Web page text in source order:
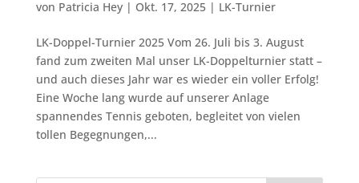
von Patricia Hey| Okt. 17, 2025| LK-Turnier
LK-Doppel-Turnier 2025 Vom 26. Juli bis 3. August
fand zum zweiten Mal unser LK-Doppelturnier statt –
und auch dieses Jahr war es wieder ein voller Erfolg!
Eine Woche lang wurde auf unserer Anlage
spannendes Tennis geboten, begleitet von vielen
tollen Begegnungen,...